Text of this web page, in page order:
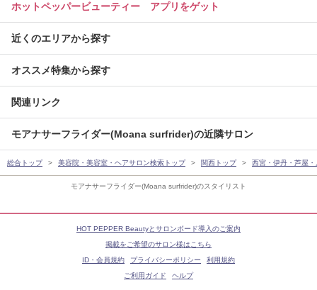
モアナサーフライダー(Moana surfrider)のスタイリスト
ホットペッパービューティー アプリをゲット
近くのエリアから探す
オススメ特集から探す
関連リンク
モアナサーフライダー(Moana surfrider)の近隣サロン
総合トップ 美容院・美容室・ヘアサロン検索トップ 関西トップ 西宮・伊丹・芦屋
HOT PEPPER Beautyとサロンボード導入のご案内
掲載をご希望のサロン様はこちら
ID・会員規約
プライバシーポリシー
利用規約
ご利用ガイド
ヘルプ